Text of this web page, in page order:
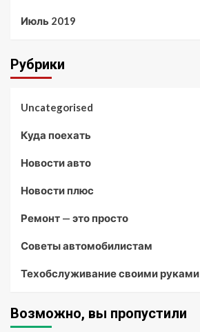
Июль 2019
Рубрики
Uncategorised
Куда поехать
Новости авто
Новости плюс
Ремонт — это просто
Советы автомобилистам
Техобслуживание своими руками
Возможно, вы пропустили